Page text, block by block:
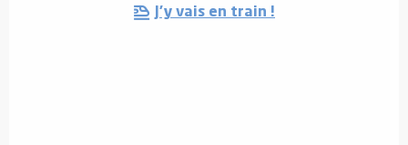
J'y vais en train !